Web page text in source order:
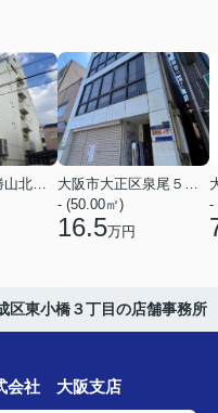
大阪市生野区勝山北１丁目
大阪市大正区泉尾５丁目
- (50.00㎡)
16.5万円
-
区東小橋３丁目の店舗事務所
会社 大阪支店